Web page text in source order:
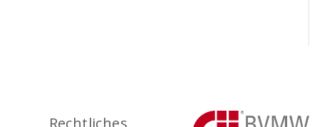
Rechtliches